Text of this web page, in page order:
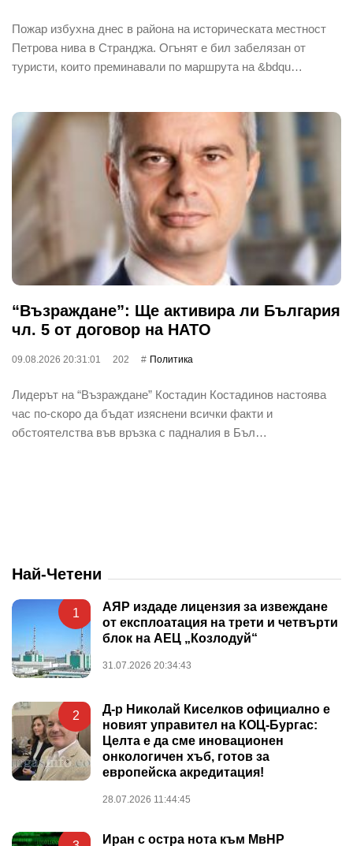
Пожар избухна днес в района на историческата местност
Петрова нива в Странджа. Огънят е бил забелязан от
туристи, които преминавали по маршрута на &bdqu…
“Възраждане”: Ще активира ли България
чл. 5 от договор на НАТО
09.08.2026 20:31:01 202 Политика
Лидерът на “Възраждане” Костадин Костадинов настоява
час по-скоро да бъдат изяснени всички факти и
обстоятелства във връзка с падналия в Бъл…
Най-Четени
1
АЯР издаде лицензия за извеждане
от експлоатация на трети и четвърти
блок на АЕЦ „Козлодуй“
31.07.2026 20:34:43
2
Д-р Николай Киселков официално е
новият управител на КОЦ-Бургас:
Целта е да сме иновационен
онкологичен хъб, готов за
европейска акредитация!
28.07.2026 11:44:45
Иран с остра нота към МвНР